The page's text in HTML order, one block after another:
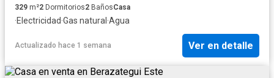
329 m²2 Dormitorios2 BañosCasa
·Electricidad·Gas natural ·Agua
Actualizado hace 1 semana Ver en detalle